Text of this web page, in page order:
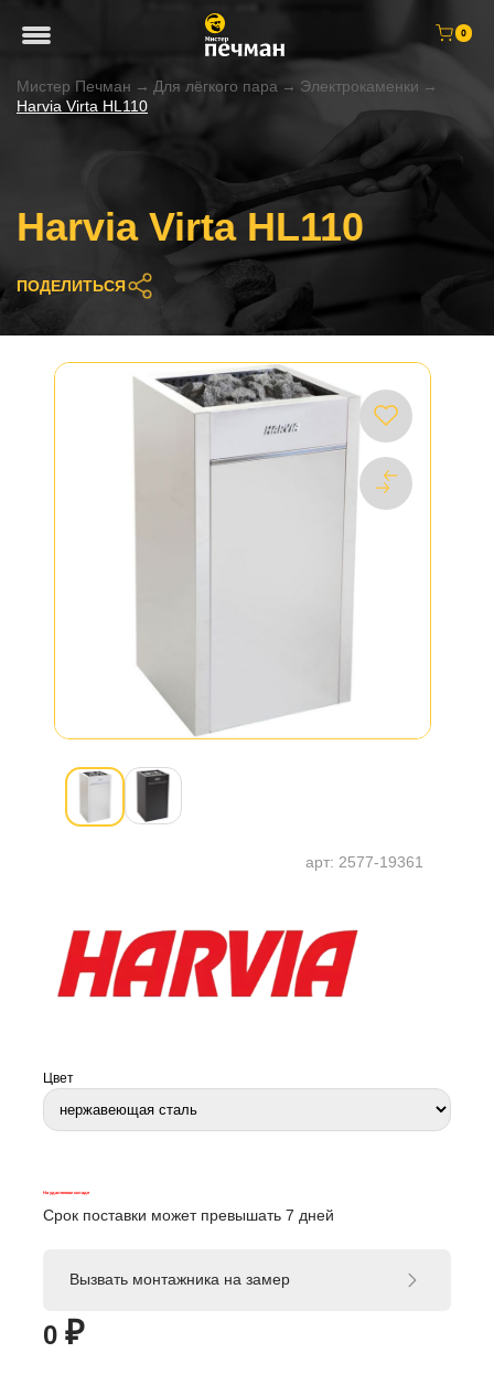
0
Мистер Печман → Для лёгкого пара → Электрокаменки →
Harvia Virta HL110
Harvia Virta HL110
ПОДЕЛИТЬСЯ
арт: 2577-19361
Цвет
На удаленном складе
Срок поставки может превышать 7 дней
0 ₽
Вызвать монтажника на замер